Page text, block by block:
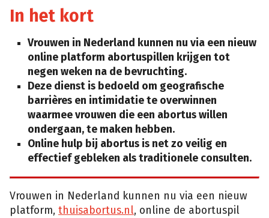
In het kort
Vrouwen in Nederland kunnen nu via een nieuw
online platform abortuspillen krijgen tot
negen weken na de bevruchting.
Deze dienst is bedoeld om geografische
barrières en intimidatie te overwinnen
waarmee vrouwen die een abortus willen
ondergaan, te maken hebben.
Online hulp bij abortus is net zo veilig en
effectief gebleken als traditionele consulten.
Vrouwen in Nederland kunnen nu via een nieuw
platform, thuisabortus.nl, online de abortuspil